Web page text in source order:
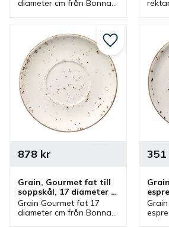
diameter cm från Bonna
Stapelbar skål som är
bra serveringsskål och
matskål.
Grain, Gourmet fat till
soppskål, 17 diameter
cm - 12 st/fp
Grain Gourmet fat 17
diameter cm från Bonna
878kr
Lägg till i
351